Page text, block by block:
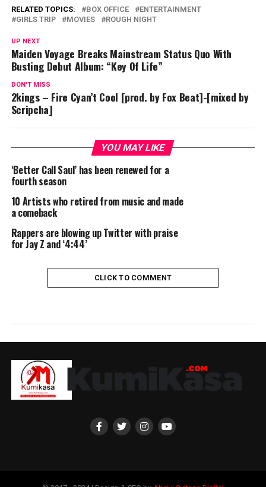
RELATED TOPICS: BOX OFFICE
ENTERTAINMENT
GIRLS TRIP
MOVIES ROUGH NIGHT
UP NEXT
Maiden Voyage Breaks Mainstream Status Quo With
Busting Debut Album: “Key Of Life”
DON'T MISS
2kings – Fire Cyan’t Cool [prod. by Fox Beat]-[mixed by
Scripcha]
YOU MAY LIKE
‘Better Call Saul’ has been renewed for a
fourth season
10 Artists who retired from music and made
a comeback
Rappers are blowing up Twitter with praise
for Jay Z and ‘4:44’
CLICK TO COMMENT